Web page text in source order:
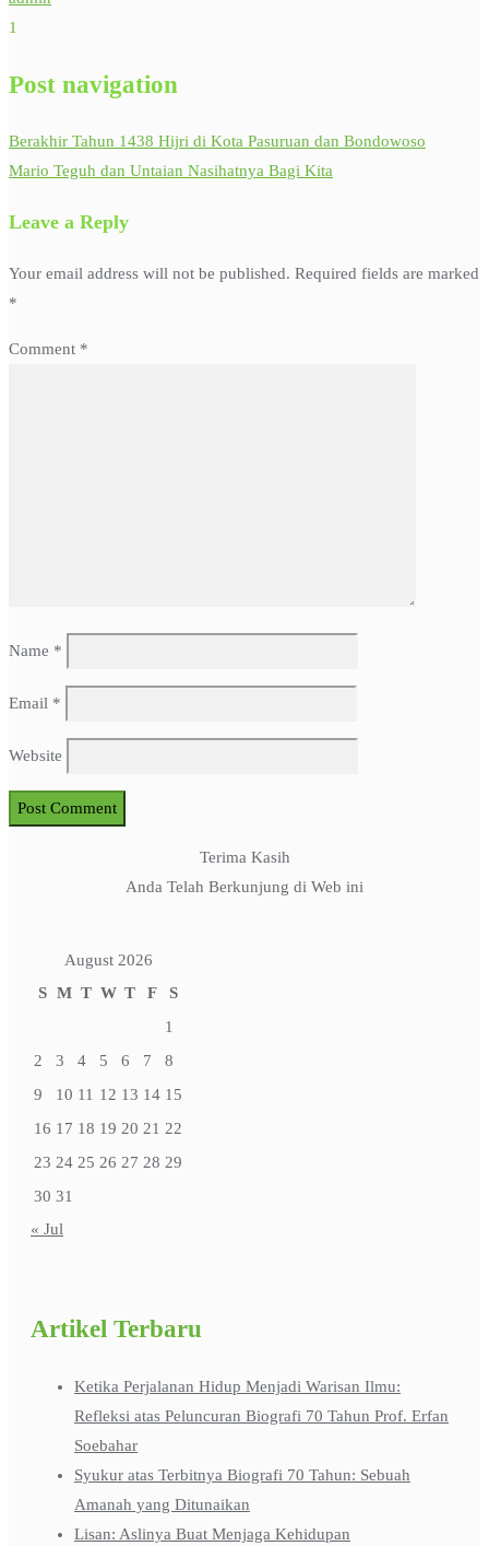
1
Post navigation
Berakhir Tahun 1438 Hijri di Kota Pasuruan dan Bondowoso
Mario Teguh dan Untaian Nasihatnya Bagi Kita
Leave a Reply
Your email address will not be published. Required fields are marked
*
Comment *
Name *
Email *
Website
Terima Kasih
Anda Telah Berkunjung di Web ini
August 2026
S M T W T F
S
1
2
3 4 5 6 7
8
9
10 11 12 13 14 15
16 17 18 19 20 21 22
23 24 25 26 27 28 29
30 31
« Jul
Artikel Terbaru
Ketika Perjalanan Hidup Menjadi Warisan Ilmu:
Refleksi atas Peluncuran Biografi 70 Tahun Prof. Erfan
Soebahar
Syukur atas Terbitnya Biografi 70 Tahun: Sebuah
Amanah yang Ditunaikan
Lisan: Aslinya Buat Menjaga Kehidupan